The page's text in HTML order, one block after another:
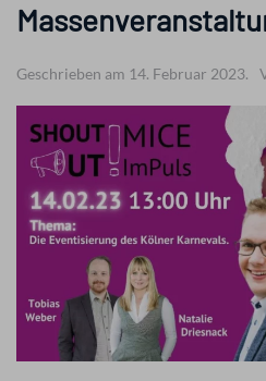
Geschrieben am 14. Februar 2023.